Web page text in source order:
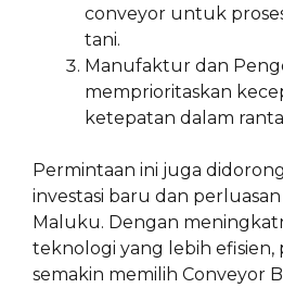
conveyor untuk
tani.
Manufaktur dan
memprioritaskan
ketepatan dalam
Permintaan ini juga
investasi baru dan
Maluku. Dengan
teknologi yang lebih efisien,
semakin memilih Conveyor